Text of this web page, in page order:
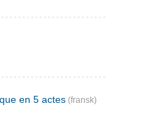
en 5 actes (fransk)